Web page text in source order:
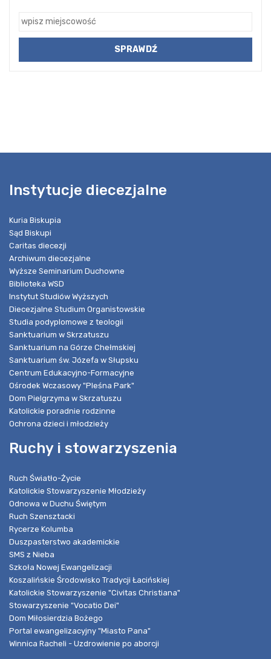
Instytucje diecezjalne
Kuria Biskupia
Sąd Biskupi
Caritas diecezji
Archiwum diecezjalne
Wyższe Seminarium Duchowne
Biblioteka WSD
Instytut Studiów Wyższych
Diecezjalne Studium Organistowskie
Studia podyplomowe z teologii
Sanktuarium w Skrzatuszu
Sanktuarium na Górze Chełmskiej
Sanktuarium św. Józefa w Słupsku
Centrum Edukacyjno-Formacyjne
Ośrodek Wczasowy "Pleśna Park"
Dom Pielgrzyma w Skrzatuszu
Katolickie poradnie rodzinne
Ochrona dzieci i młodzieży
Ruchy i stowarzyszenia
Ruch Światło-Życie
Katolickie Stowarzyszenie Młodzieży
Odnowa w Duchu Świętym
Ruch Szensztacki
Rycerze Kolumba
Duszpasterstwo akademickie
SMS z Nieba
Szkoła Nowej Ewangelizacji
Koszalińskie Środowisko Tradycji Łacińskiej
Katolickie Stowarzyszenie "Civitas Christiana"
Stowarzyszenie "Vocatio Dei"
Dom Miłosierdzia Bożego
Portal ewangelizacyjny "Miasto Pana"
Winnica Racheli - Uzdrowienie po aborcji